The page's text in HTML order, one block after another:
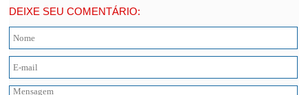
DEIXE SEU COMENTÁRIO: